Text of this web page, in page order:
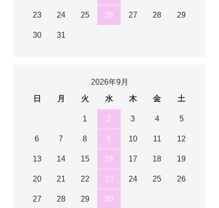
23 24 25 26 27 28 29
30 31
2026年9月
日
月 火 水 木 金 土
1 2 3 4 5
6 7 8 9 10 11 12
13 14 15 16 17 18 19
20 21 22 23 24 25 26
27 28 29 30